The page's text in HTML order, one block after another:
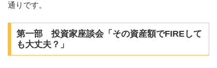
通りです。
第一部 投資家座談会「その資産額でFIREして
も大丈夫？」